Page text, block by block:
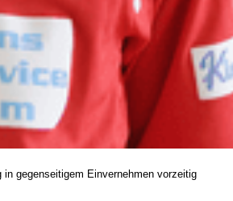
gegenseitigem Einvernehmen vorzeitig